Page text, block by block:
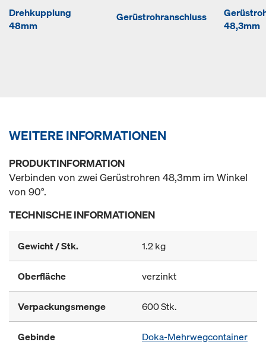
Drehkupplung
48mm
Gerüstrohranschluss
48,3mm
WEITERE INFORMATIONEN
PRODUKTINFORMATION
Verbinden von zwei Gerüstrohren 48,3mm im Winkel
von 90°.
TECHNISCHE INFORMATIONEN
Gewicht / Stk. 1.2 kg
Oberfläche verzinkt
Verpackungsmenge 600 Stk.
Gebinde
Doka-Mehrwegcontainer